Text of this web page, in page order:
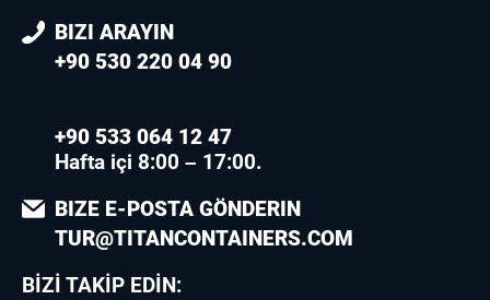
BIZI ARAYIN
+90 530 220 04 90
+90 533 064 12 47
Hafta içi 8:00 – 17:00.
BIZE E-POSTA GÖNDERIN
TUR@TITANCONTAINERS.COM
BIZI TAKIP EDIN: